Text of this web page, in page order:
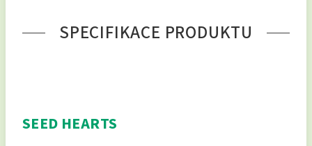
SPECIFIKACE PRODUKTU
SEED HEARTS